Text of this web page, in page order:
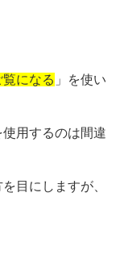
覧になる 」を使い
用するのは間違
目にしますが、